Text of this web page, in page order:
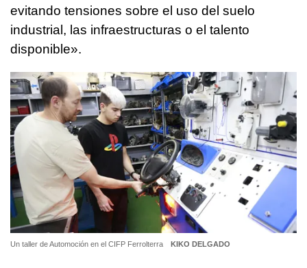
evitando tensiones sobre el uso del suelo
industrial, las infraestructuras o el talento
disponible».
Un taller de Automoción en el CIFP Ferrolterra KIKO DELGADO